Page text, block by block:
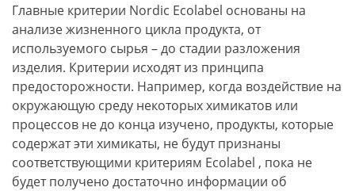
Главные критерии Nordic Ecolabel основаны на
анализе жизненного цикла продукта, от
используемого сырья – до стадии разложения
изделия. Критерии исходят из принципа
предосторожности. Например, когда воздействие на
окружающую среду некоторых химикатов или
процессов не до конца изучено, продукты, которые
содержат эти химикаты, не будут признаны
соответствующими критериям Ecolabel , пока не
будет получено достаточно информации об